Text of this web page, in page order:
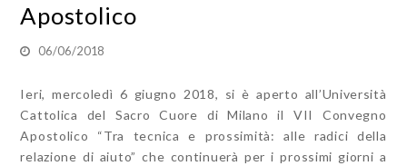
Apostolico
06/06/2018
Ieri, mercoledì 6 giugno 2018, si è aperto all’Università
Cattolica del Sacro Cuore di Milano il VII Convegno
Apostolico “Tra tecnica e prossimità: alle radici della
relazione di aiuto” che continuerà per i prossimi giorni a